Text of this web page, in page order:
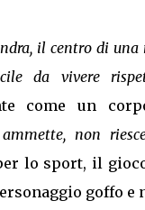
il centro di una
da vivere
come un
non
lo sport, il
goffo e